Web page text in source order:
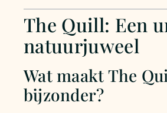
The Quill: Een
natuurjuweel
Wat maakt The
bijzonder?